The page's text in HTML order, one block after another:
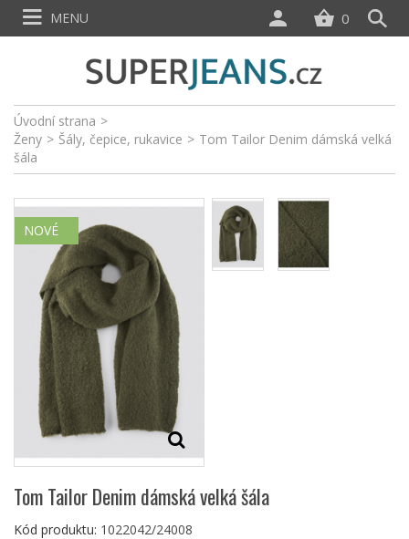
Úvodní strana >
Ženy > Šály, čepice, rukavice > Tom Tailor Denim dámská velká
šála
NOVÉ
Tom Tailor Denim dámská velká šála
Kód produktu: 1022042/24008
0
MENU